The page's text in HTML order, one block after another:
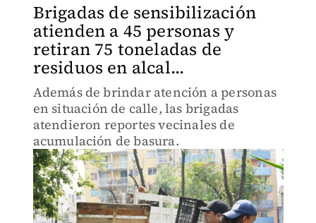
Brigadas de sensibilización
atienden a 45 personas y
retiran 75 toneladas de
residuos en alcal...
Además de brindar atención a personas
en situación de calle, las brigadas
atendieron reportes vecinales de
acumulación de basura.